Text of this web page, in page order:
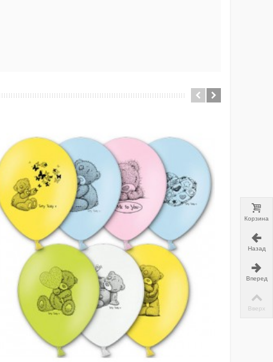
Корзина
Назад
Вперед
Вверх